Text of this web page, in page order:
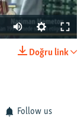
Doğru link
Follow us